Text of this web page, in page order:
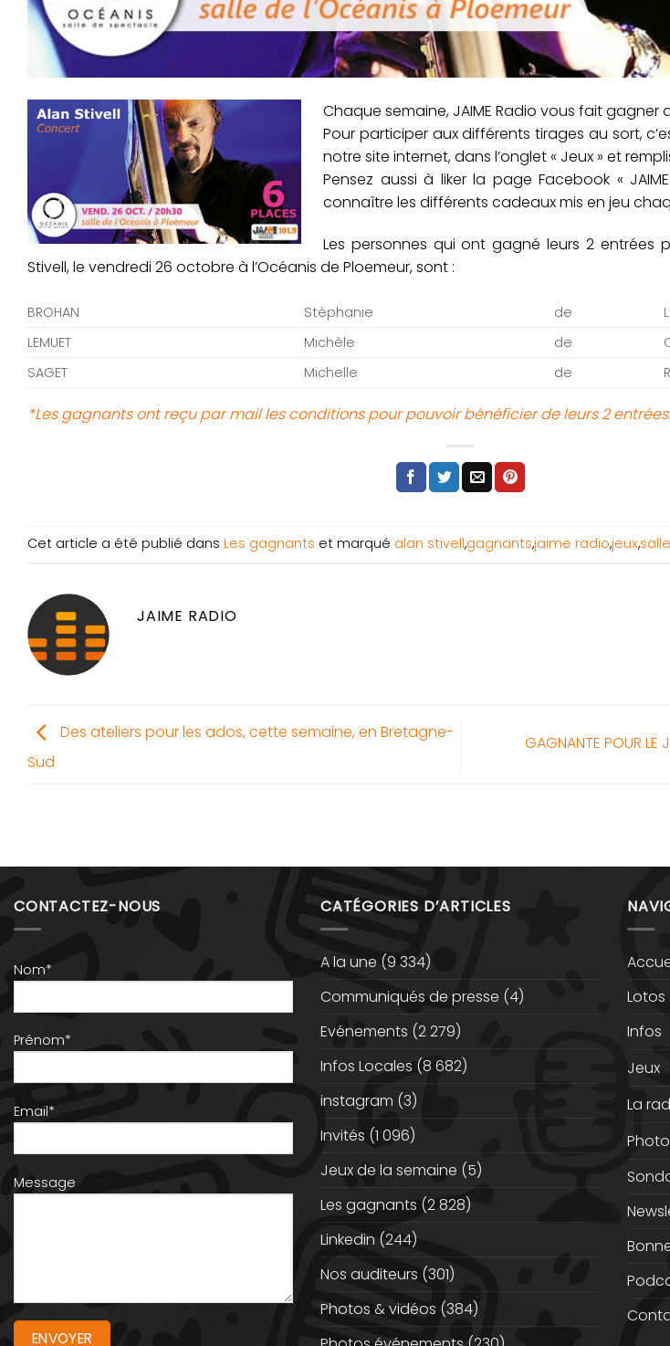
Chaque semaine, JAIME Radio vous fait gagner
Pour participer aux différents tirages au sort,
notre site internet, dans l’onglet « Jeux » et
Pensez aussi à liker la page Facebook «
connaître les différents cadeaux mis en jeu
Les personnes qui ont gagné leurs 2 entrées
Stivell, le vendredi 26 octobre à l’Océanis de Ploemeur, sont :
BROHAN Stéphanie de
LEMUET
Michèle de
SAGET
Michelle de
*Les gagnants ont reçu par mail les conditions pour pouvoir bénéficier de leurs 2 entrées.
Cet article a été publié dans Les gagnants et marqué alan stivell,gagnants,jaime radio,jeux,
JAIME RADIO
Des ateliers pour les ados, cette semaine, en Bretagne-
Sud
GAGNANTE POUR LE
CONTACTEZ-NOUS
Nom*
Prénom*
Email*
Message
CATÉGORIES D’ARTICLES
A la une (9 334)
Communiqués de presse (4)
Evénements (2 279)
Infos Locales (8 682)
instagram (3)
Invités (1 096)
Jeux de la semaine (5)
Les gagnants (2 828)
Linkedin (244)
Nos auditeurs (301)
Photos & vidéos (384)
Lotos
Infos
Jeux
La